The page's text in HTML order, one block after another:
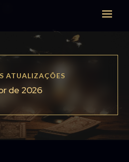
ATUALIZAÇÕES
de 2026